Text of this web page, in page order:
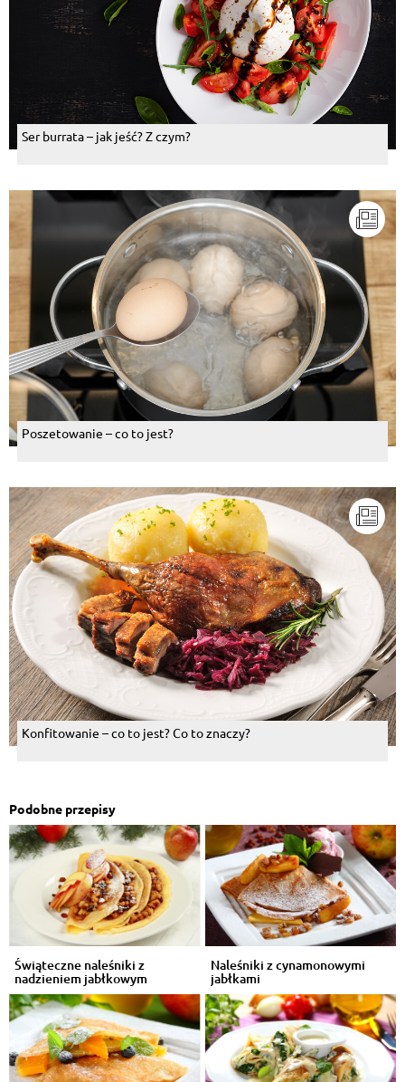
Ser burrata – jak jeść? Z czym?
Poszetowanie – co to jest?
Konfitowanie – co to jest? Co to znaczy?
Podobne przepisy
Świąteczne naleśniki z
nadzieniem jabłkowym
Naleśniki z cynamonowymi
jabłkami